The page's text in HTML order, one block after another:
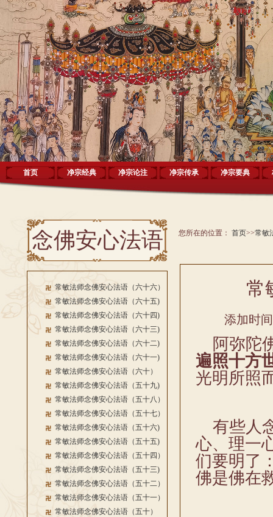
首页 净宗经典 净宗论注 净宗传承 净宗要典
念佛安心法语
常敏法师念佛安心法语（六十六）
常敏法师念佛安心法语（六十五)
常敏法师念佛安心法语（六十四)
常敏法师念佛安心法语（六十三)
常敏法师念佛安心法语（六十二)
常敏法师念佛安心法语（六十一)
常敏法师念佛安心法语（六十）
常敏法师念佛安心法语（五十九)
常敏法师念佛安心法语（五十八）
常敏法师念佛安心法语（五十七）
常敏法师念佛安心法语（五十六)
常敏法师念佛安心法语（五十五)
常敏法师念佛安心法语（五十四）
常敏法师念佛安心法语（五十三)
常敏法师念佛安心法语（五十二）
常敏法师念佛安心法语（五十一）
常敏法师念佛安心法语（五十）
您所在的位置： 首页>>常敏
常
添加时
阿弥陀
遍照十方
光明所照
有些人
心、理一
们要明了
佛是佛在